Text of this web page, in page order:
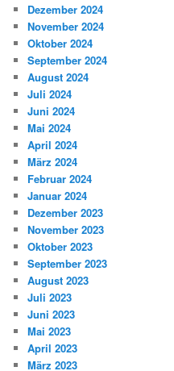
Dezember 2024
November 2024
Oktober 2024
September 2024
August 2024
Juli 2024
Juni 2024
Mai 2024
April 2024
März 2024
Februar 2024
Januar 2024
Dezember 2023
November 2023
Oktober 2023
September 2023
August 2023
Juli 2023
Juni 2023
Mai 2023
April 2023
März 2023